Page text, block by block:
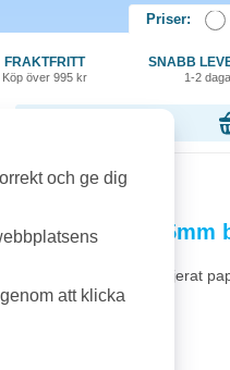
Priser:
FRAKTFRITT
Köp över 995 kr
SNABB
1-2
10st/fp
A4 linjerat 14,5mm
kvalitet med 14,5mm linjerat
och ge dig
att klicka